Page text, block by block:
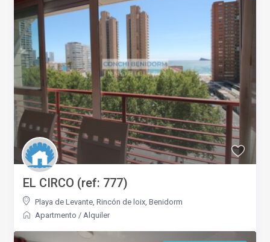
EL CIRCO (ref: 777)
Playa de Levante,Rincón de loix,Benidorm
Apartmento /Alquiler